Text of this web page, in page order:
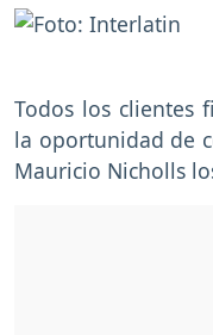
Todos los clientes
la oportunidad de
Mauricio Nicholls